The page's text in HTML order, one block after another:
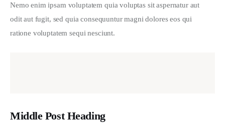
Nemo enim ipsam voluptatem quia voluptas sit aspernatur aut
odit aut fugit, sed quia consequuntur magni dolores eos qui
ratione voluptatem sequi nesciunt.
Middle Post Heading